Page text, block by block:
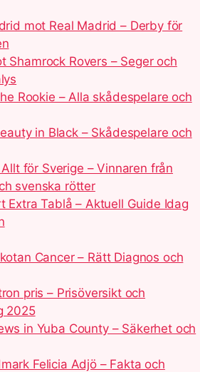
mot Real Madrid – Derby för
Shamrock Rovers – Seger och
Rookie – Alla skådespelare och
in Black – Skådespelare och
för Sverige – Vinnaren från
svenska rötter
Extra Tablå – Aktuell Guide Idag
Cancer – Rätt Diagnos och
pris – Prisöversikt och
2025
in Yuba County – Säkerhet och
Felicia Adjö – Fakta och